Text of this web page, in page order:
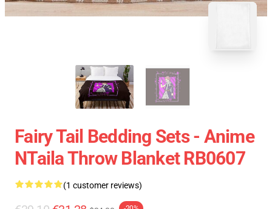
Fairy Tail Bedding Sets - Anime
NTaila Throw Blanket RB0607
(1 customer reviews)